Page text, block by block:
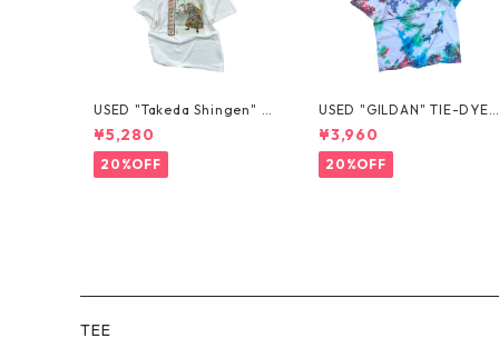
USED "Takeda Shingen" T
EE
¥5,280
20%OFF
USED "GILDAN" TIE-DYE
EE
¥3,960
20%OFF
TEE